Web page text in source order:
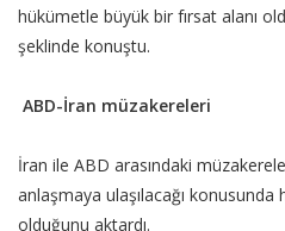
hükümetle büyük bir fırsat alanı
şeklinde konuştu.
ABD-İran müzakereleri
İran ile ABD arasındaki
anlaşmaya ulaşılacağı konusunda
olduğunu aktardı.